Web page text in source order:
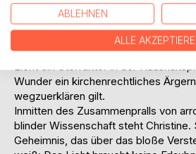
Während von der Goltz zwischen
und dem Abgrund seiner eigenen
sich eine andere Macht: Prälat
Kommission zur pastoralen
Licht ein Störfaktor in der
Wunder ein kirchenrechtliches
wegzuerklären gilt.
Inmitten des Zusammenpralls von
blinder Wissenschaft steht Christine.
Geheimnis, das über das bloße
ABLEHNEN
ALLE